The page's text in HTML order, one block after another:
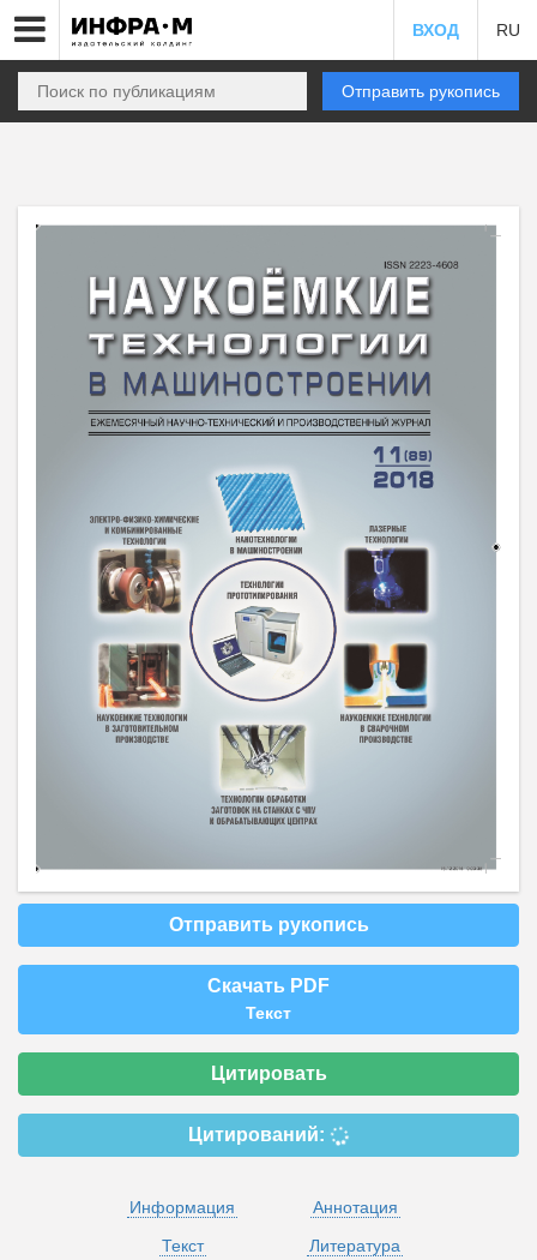
ВХОД RU
Отправить рукопись
Отправить рукопись
Скачать PDF
Текст
Цитировать
Цитирований:
Информация
Аннотация
Текст
Литература